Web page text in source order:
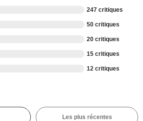
247 critiques
50 critiques
20 critiques
15 critiques
12 critiques
Les plus récentes